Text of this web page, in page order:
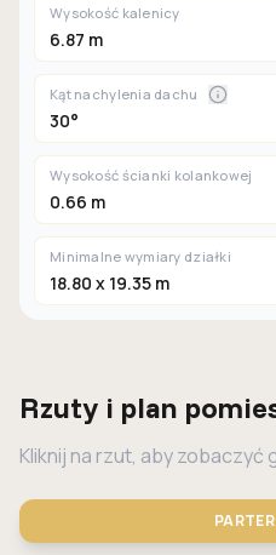
Wysokość kalenicy
6.87 m
Kąt nachylenia dachu
30°
Wysokość ścianki kolankowej
0.66 m
Minimalne wymiary działki
18.80 x 19.35 m
Rzuty i plan
Kliknij na rzut, aby zobaczyć
PARTER